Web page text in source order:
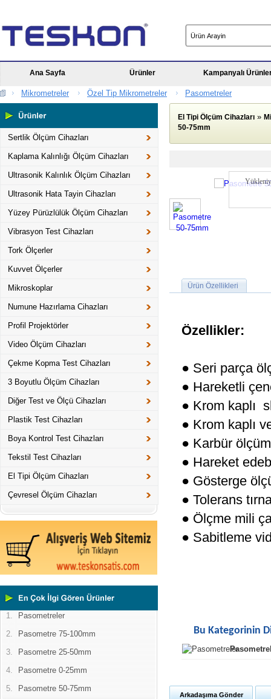
Ana Sayfa Ürünler Kampanyalı
Mikrometreler Özel Tip Mikrometreler Pasometreler
Sertlik Ölçüm Cihazları
Kaplama Kalınlığı Ölçüm Cihazları
Ultrasonik Kalınlık Ölçüm Cihazları
Ultrasonik Hata Tayin Cihazları
Yüzey Pürüzlülük Ölçüm Cihazları
Vibrasyon Test Cihazları
Tork Ölçerler
Kuvvet Ölçerler
Mikroskoplar
Numune Hazırlama Cihazları
Profil Projektörler
Video Ölçüm Cihazları
Çekme Kopma Test Cihazları
3 Boyutlu Ölçüm Cihazları
Diğer Test ve Ölçü Cihazları
Plastik Test Cihazları
Boya Kontrol Test Cihazları
Tekstil Test Cihazları
El Tipi Ölçüm Cihazları
Çevresel Ölçüm Cihazları
1.
Pasometreler
2.
Pasometre 75-100mm
3.
Pasometre 25-50mm
4.
Pasometre 0-25mm
5.
Pasometre 50-75mm
El Tipi Ölçüm Cihazları »
50-75mm
Ürün Özellikleri
Özellikler:
● Seri parça
● Hareketli
● Krom kaplı
● Krom kaplı
● Karbür
● Hareket
● Gösterge
● Tolerans
● Ölçme mili
● Sabitleme
Bu Kategorinin
Arkadaşıma Gönder